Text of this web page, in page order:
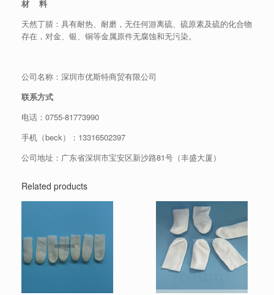
材 料
天然丁腈：具有耐热、耐磨，无任何游离硫、硫原素及硫的化合物
存在，对金、银、铜等金属原件无腐蚀和无污染。
公司名称：深圳市优斯特商贸有限公司
联系方式
电话： 0755-81773990
手机（beck）：13316502397
公司地址：广东省深圳市宝安区新沙路81号（丰盛大厦）
Related products